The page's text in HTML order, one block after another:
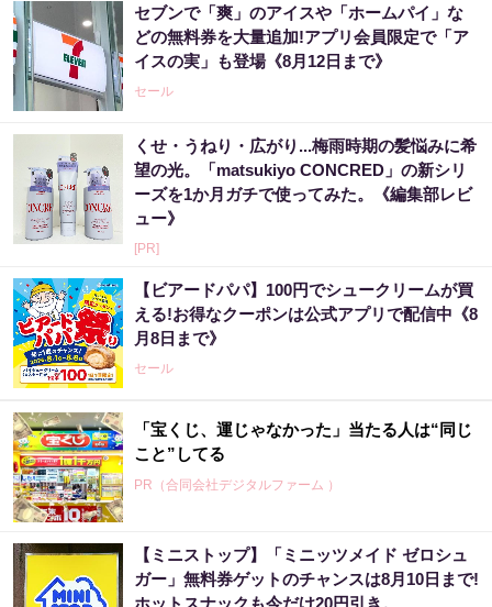
セブンで「爽」のアイスや「ホームパイ」な
どの無料券を大量追加!アプリ会員限定で「ア
イスの実」も登場《8月12日まで》
セール
くせ・うねり・広がり...梅雨時期の髪悩みに希
望の光。「matsukiyo CONCRED」の新シリ
ーズを1か月ガチで使ってみた。《編集部レビ
ュー》
[PR]
【ビアードパパ】100円でシュークリームが買
える!お得なクーポンは公式アプリで配信中《8
月8日まで》
セール
「宝くじ、運じゃなかった」当たる人は“同じ
こと”してる
PR（合同会社デジタルファーム ）
宝くじ“なんとなく”で買っている限り変わら
ない
【ミニストップ】「ミニッツメイド ゼロシュ
ガー」無料券ゲットのチャンスは8月10日まで!
ホットスナックも今だけ20円引き。